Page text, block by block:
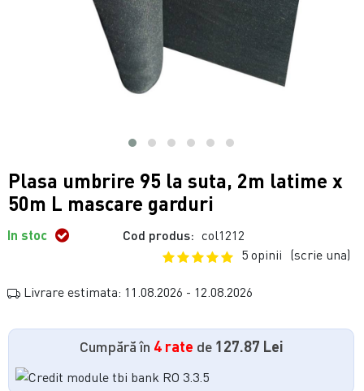
Plasa umbrire 95 la suta, 2m latime x
50m L mascare garduri
In stoc Cod produs: col1212
5 opinii (scrie una)
Livrare estimata: 11.08.2026 - 12.08.2026
Cumpără în 4 rate de 127.87 Lei